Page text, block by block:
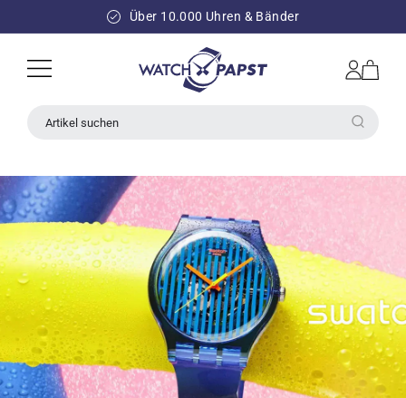
INHALT
Über 10.000 Uhren & Bänder
Einloggen
Warenkorb
Artikel suchen